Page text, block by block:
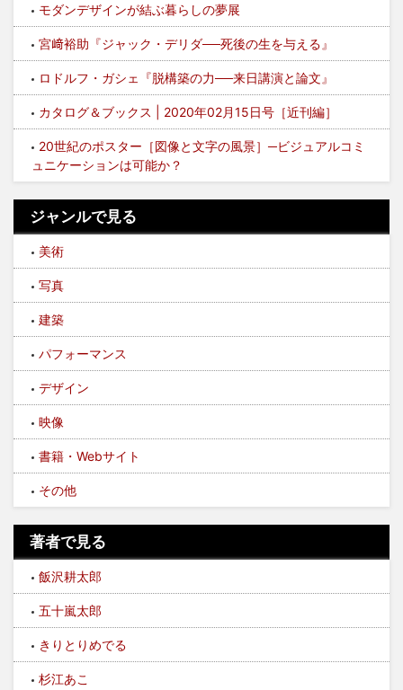
モダンデザインが結ぶ暮らしの夢展
宮﨑裕助『ジャック・デリダ──死後の生を与える』
ロドルフ・ガシェ『脱構築の力──来日講演と論文』
カタログ＆ブックス | 2020年02月15日号［近刊編］
20世紀のポスター［図像と文字の風景］─ビジュアルコミ
ュニケーションは可能か？
ジャンルで見る
美術
写真
建築
パフォーマンス
デザイン
映像
書籍・Webサイト
その他
著者で見る
飯沢耕太郎
五十嵐太郎
きりとりめでる
杉江あこ